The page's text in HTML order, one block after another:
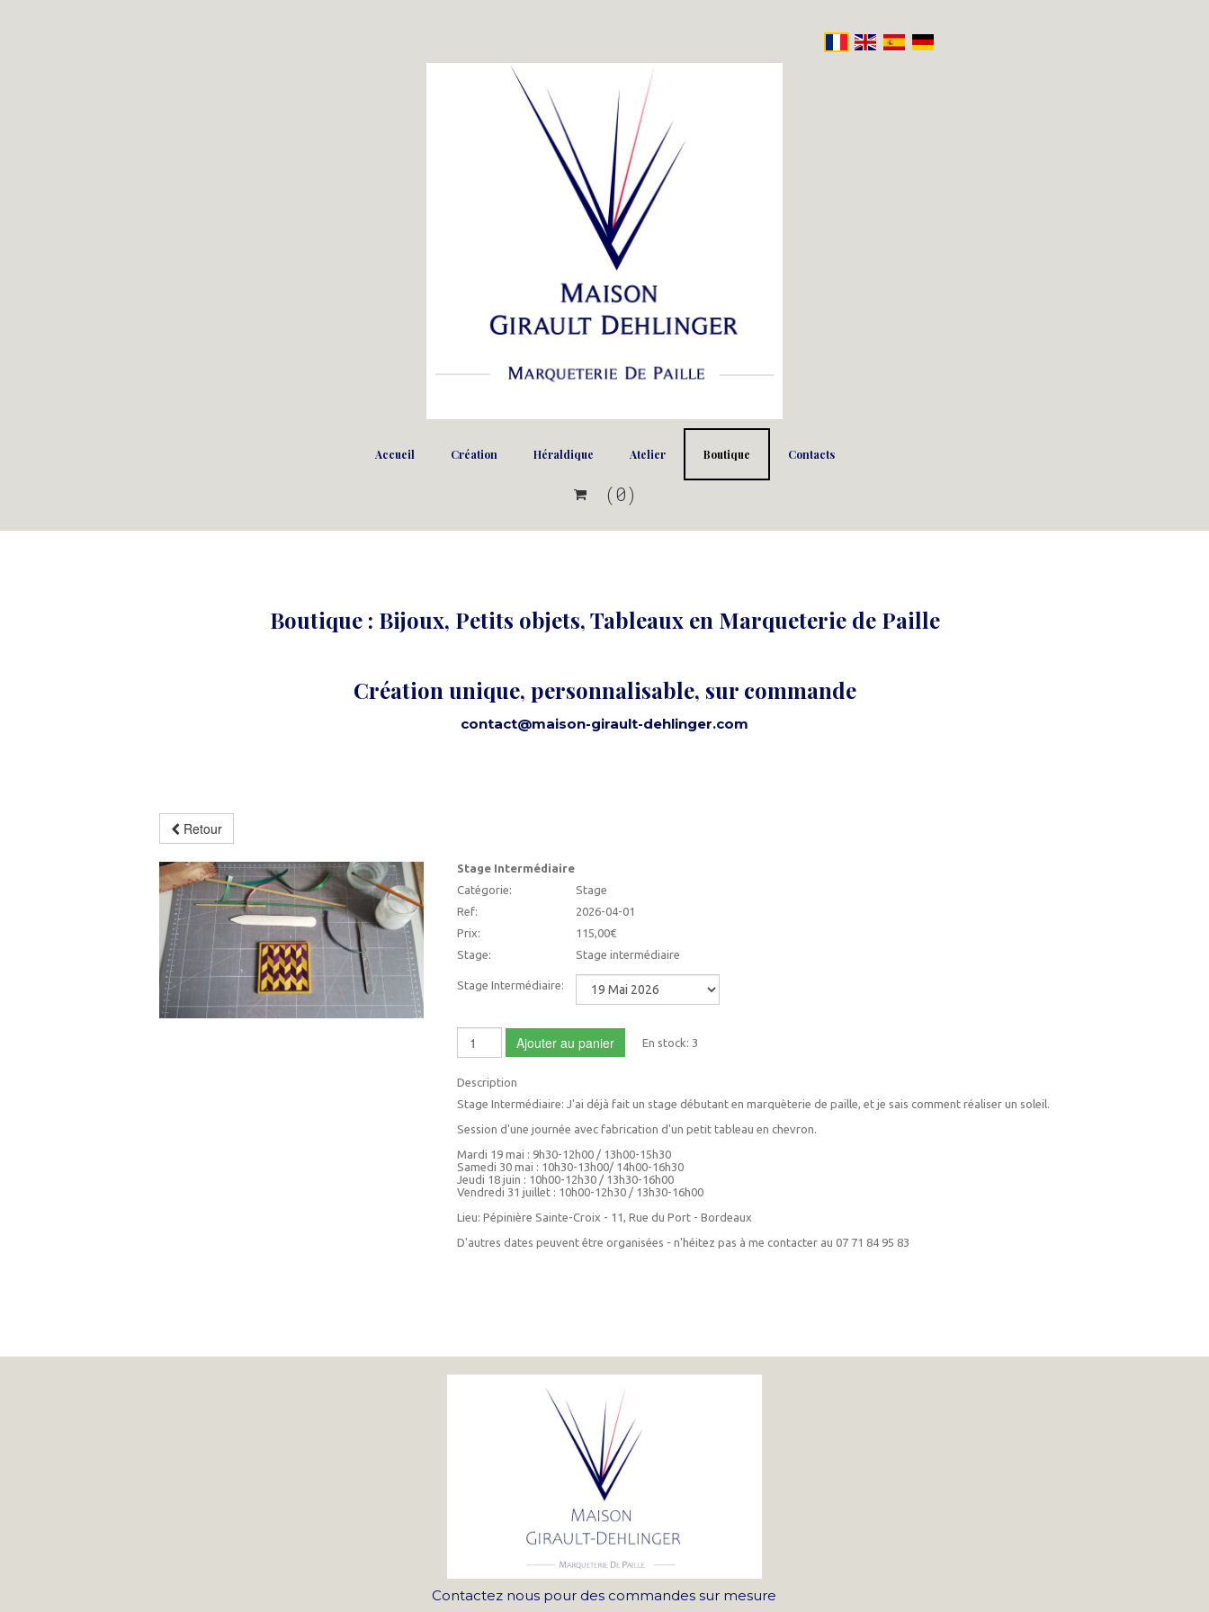
Accueil Création Héraldique Atelier Boutique Contacts
 (0)
Boutique : Bijoux, Petits objets, Tableaux en Marqueterie de Paille
Création unique, personnalisable, sur commande
contact@maison-girault-dehlinger.com
Retour
Stage Intermédiaire
Catégorie:
Stage
Ref:
2026-04-01
Prix:
115,00€
Stage:
Stage intermédiaire
Stage Intermédiaire:
Ajouter au panier En stock: 3
Description
Stage Intermédiaire: J'ai déjà fait un stage débutant en marquèterie de paille, et je sais comment réaliser un soleil.
Session d'une journée avec fabrication d'un petit tableau en chevron.
Mardi 19 mai : 9h30-12h00 / 13h00-15h30
Samedi 30 mai : 10h30-13h00/ 14h00-16h30
Jeudi 18 juin : 10h00-12h30 / 13h30-16h00
Vendredi 31 juillet : 10h00-12h30 / 13h30-16h00
Lieu: Pépinière Sainte-Croix - 11, Rue du Port - Bordeaux
D'autres dates peuvent être organisées - n'héitez pas à me contacter au 07 71 84 95 83
Contactez nous pour des commandes sur mesure